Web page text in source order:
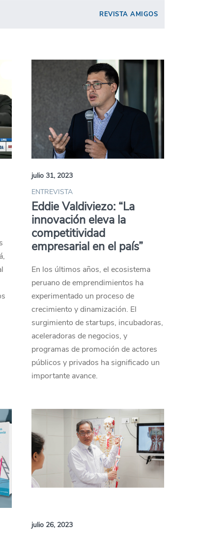
REVISTA AMIGOS
julio 31, 2023
ENTREVISTA
Eddie Valdiviezo: “La
innovación eleva la
competitividad
empresarial en el país”
En los últimos años, el ecosistema
peruano de emprendimientos ha
experimentado un proceso de
crecimiento y dinamización. El
surgimiento de startups, incubadoras,
aceleradoras de negocios, y
programas de promoción de actores
públicos y privados ha significado un
importante avance.
julio 26, 2023